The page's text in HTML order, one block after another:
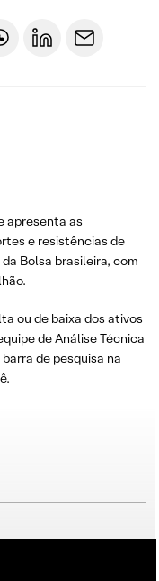
apresenta as
e resistências de
Bolsa brasileira, com
ou de baixa dos ativos
de Análise Técnica
de pesquisa na